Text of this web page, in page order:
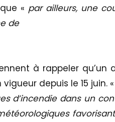
« par ailleurs, une
de
à rappeler qu’un
depuis le 15 juin. «
d’incendie dans un